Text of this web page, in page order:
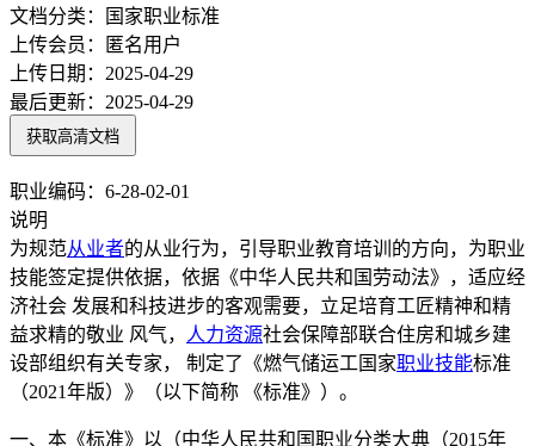
文档分类：
国家职业标准
上传会员：
匿名用户
上传日期： 2025-04-29
最后更新： 2025-04-29
获取高清文档
职业编码：6-28-02-01
说明
为规范从业者的从业行为，引导职业教育培训的方向，为职业
技能签定提供依据，依据《中华人民共和国劳动法》，适应经
济社会 发展和科技进步的客观需要，立足培育工匠精神和精
益求精的敬业 风气， 人力资源社会保障部联合住房和城乡建
设部组织有关专家， 制定了《燃气储运工国家职业技能标准
（2021年版）》（以下简称 《标准》）。
一、本《标准》以（中华人民共和国职业分类大典（2015年